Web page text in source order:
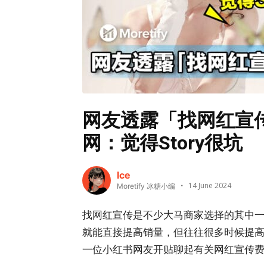
网友透露「找网红宣
网：觉得Story很坑
Ice
Moretify 冰糖小编 14 June 2024
找网红宣传是不少大马商家选择的其中
就能直接提高销量，但往往很多时候提
一位小红书网友开贴聊起有关网红宣传